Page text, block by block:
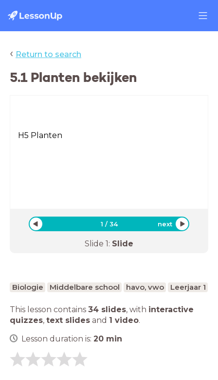
‹ Return to search
5.1 Planten bekijken
H5 Planten
1 /34 next
Slide 1: Slide
Biologie Middelbare school havo, vwo Leerjaar 1
This lesson contains 34 slides, with interactive
quizzes, text slides and 1 video.
Lesson duration is: 20 min